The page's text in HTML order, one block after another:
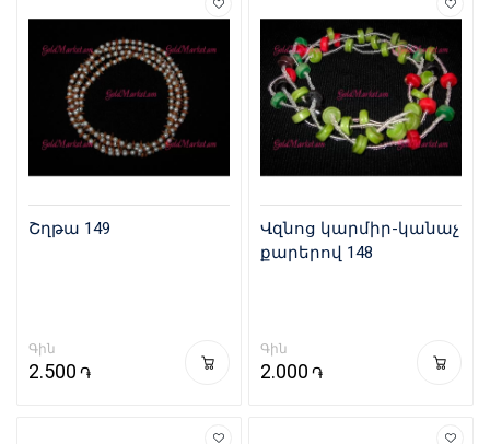
Շղթա 149
Գին
2.500 ֏
Վզնոց կարմիր-կանաչ
քարերով 148
Գին
2.000 ֏